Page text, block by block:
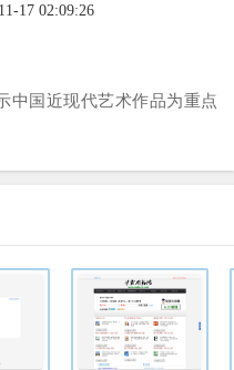
17 02:09:26
中国近现代艺术作品为重点